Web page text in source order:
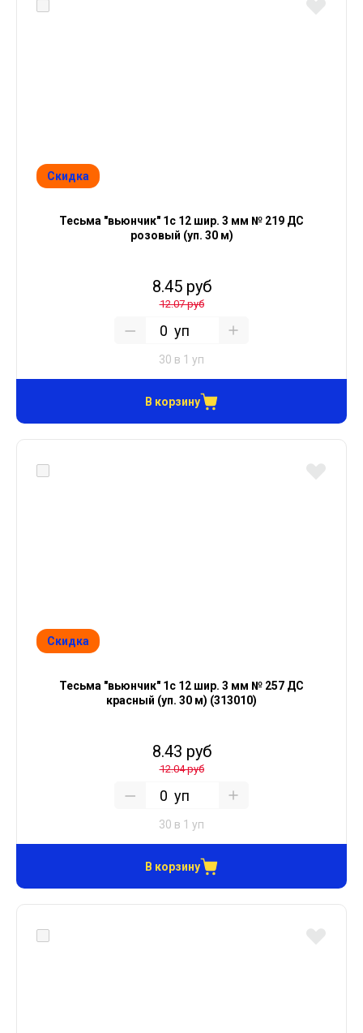
Скидка
Тесьма "вьюнчик" 1с 12 шир. 3 мм № 219 ДС
розовый (уп. 30 м)
8.45 руб
12.07 руб
уп
30 в 1 уп
В корзину
Скидка
Тесьма "вьюнчик" 1с 12 шир. 3 мм № 257 ДС
красный (уп. 30 м) (313010)
8.43 руб
12.04 руб
уп
30 в 1 уп
В корзину